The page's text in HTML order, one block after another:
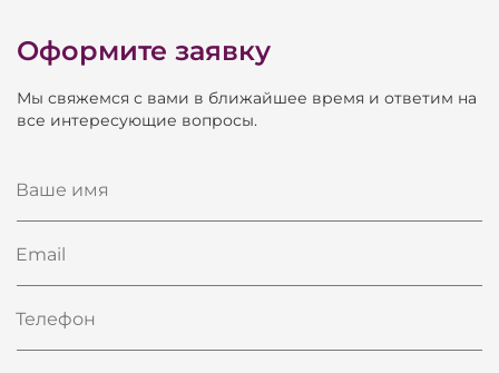
Ширина
Глубина
780 мм
Оформите заявку
Мы свяжемся с вами в ближайшее время и ответим на
все интересующие вопросы.
Ваше имя
Email
Телефон